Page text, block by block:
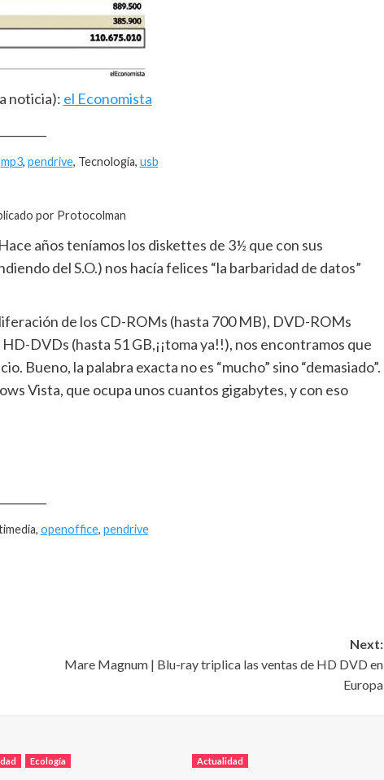
noticia): el Economista
mp3, pendrive, Tecnología, usb
por Protocolman
años teníamos los diskettes de 3½ que con sus
del S.O.) nos hacía felices “la barbaridad de datos”
de los CD-ROMs (hasta 700 MB), DVD-ROMs
DVDs (hasta 51 GB,¡¡toma ya!!), nos encontramos que
Bueno, la palabra exacta no es “mucho” sino “demasiado”.
Vista, que ocupa unos cuantos gigabytes, y con eso
openoffice, pendrive
Next:
Mare Magnum | Blu-ray triplica las ventas de HD DVD en
Europa
Ecología Actualidad